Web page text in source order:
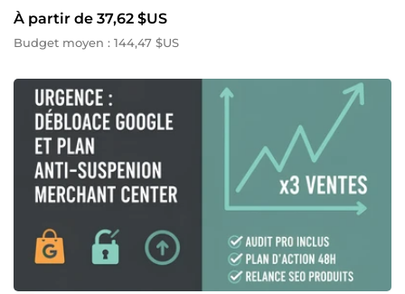
À partir de 37,62 $US
Budget moyen : 144,47 $US